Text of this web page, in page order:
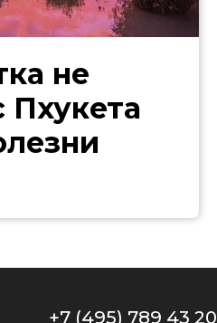
не
Пхукета
+7 (495) 789 43 20